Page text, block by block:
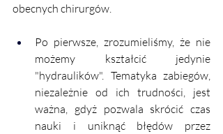
obecnych chirurgów.
Po pierwsze, zrozumieliśmy, że nie
możemy kształcić jedynie
"hydraulików". Tematyka zabiegów,
niezależnie od ich trudności, jest
ważna, gdyż pozwala skrócić czas
nauki i uniknąć błędów przez